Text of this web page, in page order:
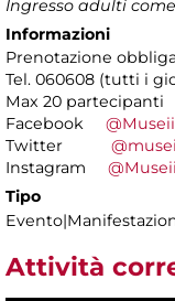
Ingresso adulti
Informazioni
Prenotazione
Tel. 060608 (tutti i
Max 20 partecipanti
Facebook
Twitter
Instagram
Tipo
Attività